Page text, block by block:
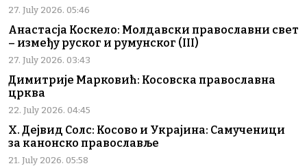
27. July 2026. 05:46
Анастасја Коскело: Молдавски православни свет
– између руског и румунског (III)
27. July 2026. 03:43
Димитрије Марковић: Косовска православна
црква
22. July 2026. 04:45
Х. Дејвид Солс: Косово и Украјина: Самученици
за канонско православље
21. July 2026. 05:58